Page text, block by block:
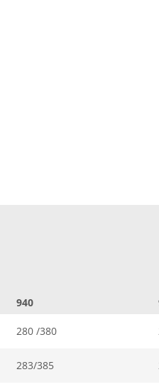
940
280 /380
283/385